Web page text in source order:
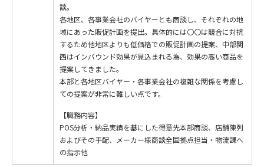
談。
各地区、各事業会社のバイヤーとも商談し、それぞれの地
域にあった販促計画を提出。具体的には〇〇は競合に対抗
するため他地区よりも低価格での販促計画の提案、中部関
西はインバウンド効果が見込まれる為、効果の高い商品を
提案してきました。
本部と各地区バイヤー・各事業会社の複雑な関係を考慮し
ての提案が非常に難しい点です。
【職務内容】
POS分析・納品実績を基にした得意先本部商談、店舗陳列
およびその手配、メーカー様商談全国拠点担当・物流課へ
の指示他